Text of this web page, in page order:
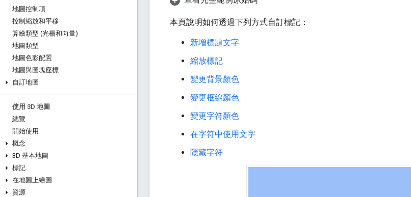
地圖控制項
控制縮放和平移
算繪類型 (光柵和向量)
地圖類型
地圖色彩配置
地圖與圖塊座標
自訂地圖
使用 3D 地圖
總覽
開始使用
概念
3D 基本地圖
標記
在地圖上繪圖
資源
本頁說明如何透過下列方式自訂標記：
新增標題文字
縮放標記
變更背景顏色
變更框線顏色
變更字符顏色
在字符中使用文字
隱藏字符